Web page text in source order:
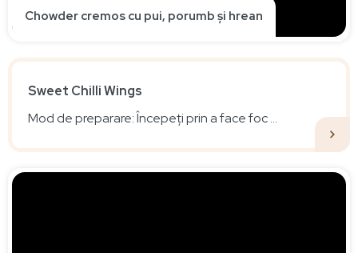
Chowder cremos cu pui, porumb și hrean
Sweet Chilli Wings
Mod de preparare: Începeți prin a face foc ...